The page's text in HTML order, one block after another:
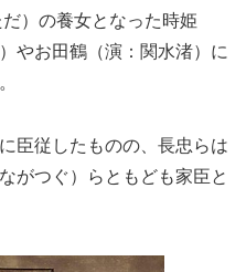
）の養女となった時姫
やお田鶴（演：関水渚）に
臣従したものの、長忠らは
がつぐ）らともども家臣と